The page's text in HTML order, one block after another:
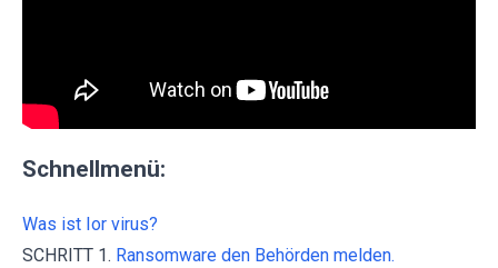
Schnellmenü:
Was ist Ior virus?
SCHRITT 1. Ransomware den Behörden melden.